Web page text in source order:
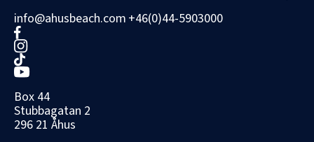
info@ahusbeach.com +46(0)44-5903000
Box 44
Stubbagatan 2
296 21 Åhus